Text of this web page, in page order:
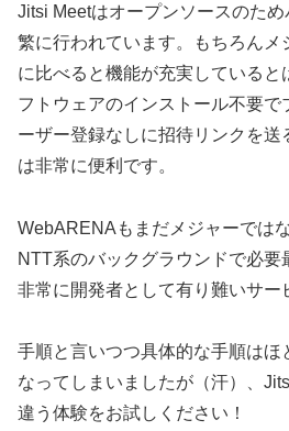
Jitsi Meetはオープンソースのた
繁に行われています。もちろんメ
に比べると機能が充実していると
フトウェアのインストール不要で
ーザー登録なしに招待リンクを送
は非常に便利です。
WebARENAもまだメジャーでは
NTT系のバックグラウンドで必要
非常に開発者として有り難いサー
手順と言いつつ具体的な手順はほ
なってしまいましたが（汗）、
違う体験をお試しください！